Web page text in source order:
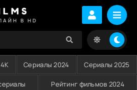
В HD
Сериалы 2024 Сериалы 2025
Рейтинг фильмов 2024